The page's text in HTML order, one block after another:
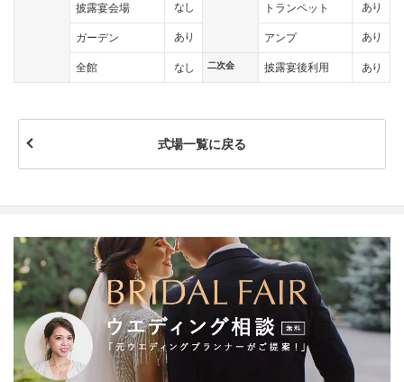
披露宴会場 なし
ガーデン あり
全館 なし
トランペット あり
アンプ あり
二次会 披露宴後利用 あり
式場一覧に戻る